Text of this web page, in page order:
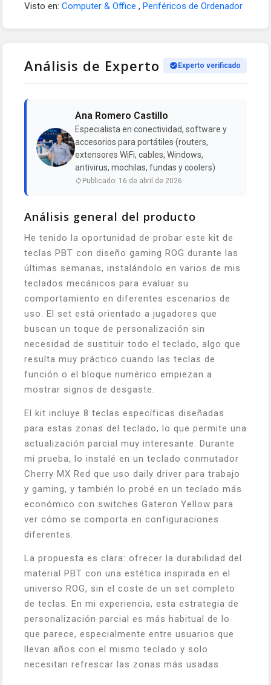
Visto en: Computer & Office , Periféricos de Ordenador
Análisis de Experto Experto verificado
Ana Romero Castillo
Especialista en conectividad, software y
accesorios para portátiles (routers,
extensores WiFi, cables, Windows,
antivirus, mochilas, fundas y coolers)
Publicado: 16 de abril de 2026
Análisis general del producto
He tenido la oportunidad de probar este kit de
teclas PBT con diseño gaming ROG durante las
últimas semanas, instalándolo en varios de mis
teclados mecánicos para evaluar su
comportamiento en diferentes escenarios de
uso. El set está orientado a jugadores que
buscan un toque de personalización sin
necesidad de sustituir todo el teclado, algo que
resulta muy práctico cuando las teclas de
función o el bloque numérico empiezan a
mostrar signos de desgaste.
El kit incluye 8 teclas específicas diseñadas
para estas zonas del teclado, lo que permite una
actualización parcial muy interesante. Durante
mi prueba, lo instalé en un teclado conmutador
Cherry MX Red que uso daily driver para trabajo
y gaming, y también lo probé en un teclado más
económico con switches Gateron Yellow para
ver cómo se comporta en configuraciones
diferentes.
La propuesta es clara: ofrecer la durabilidad del
material PBT con una estética inspirada en el
universo ROG, sin el coste de un set completo
de teclas. En mi experiencia, esta estrategia de
personalización parcial es más habitual de lo
que parece, especialmente entre usuarios que
llevan años con el mismo teclado y solo
necesitan refrescar las zonas más usadas.